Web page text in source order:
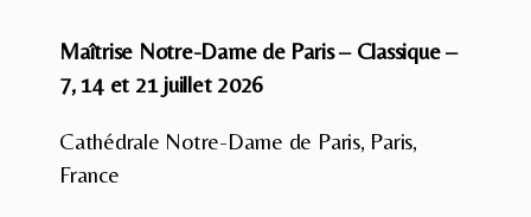
Maîtrise Notre-Dame de Paris – Classique –
7, 14 et 21 juillet 2026
Cathédrale Notre-Dame de Paris, Paris,
France